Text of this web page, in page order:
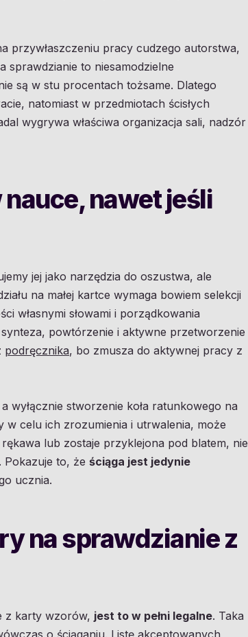
przywłaszczeniu pracy cudzego autorstwa,
sprawdzianie to niesamodzielne
są w stu procentach tożsame. Dlatego
natomiast w przedmiotach ścisłych
wygrywa właściwa organizacja sali, nadzór
nawet jeśli
jej jako narzędzia do oszustwa, ale
na małej kartce wymaga bowiem selekcji
własnymi słowami i porządkowania
powtórzenie i aktywne przetworzenie
podręcznika, bo zmusza do aktywnej pracy z
wyłącznie stworzenie koła ratunkowego na
celu ich zrozumienia i utrwalenia, może
lub zostaje przyklejona pod blatem, nie
to, że ściąga jest jedynie
ucznia.
na sprawdzianie z
z karty wzorów, jest to w pełni legalne. Taka
o ściąganiu. Listę akceptowanych